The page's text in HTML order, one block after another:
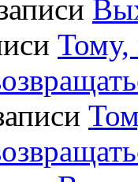
Тому,